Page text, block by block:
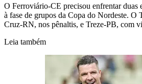
O Ferroviário-CE precisou enfrentar duas
à fase de grupos da Copa do Nordeste. O
Cruz-RN, nos pênaltis, e Treze-PB, com
Leia também